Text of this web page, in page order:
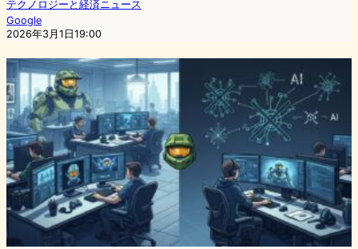
テクノロジーと経済ニュース
Google
2026年3月1日19:00